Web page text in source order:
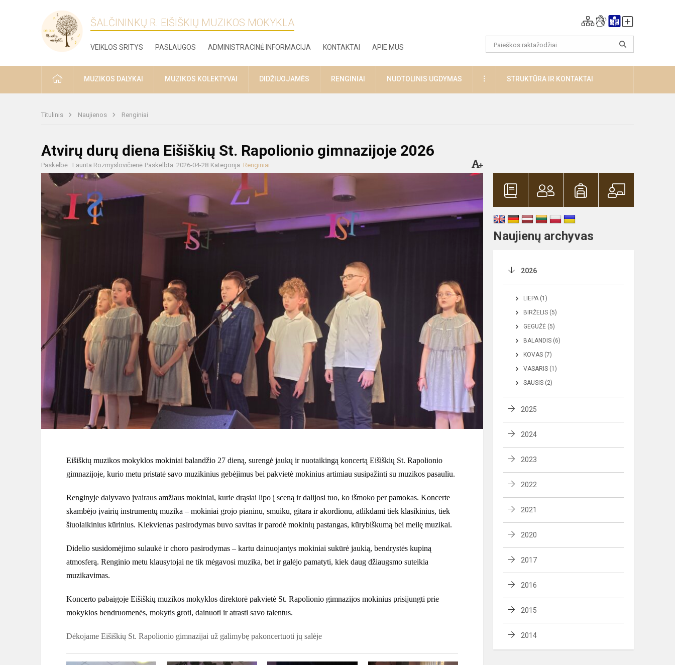
ŠALČININKŲ R. EIŠIŠKIŲ MUZIKOS MOKYKLA
VEIKLOS SRITYS PASLAUGOS ADMINISTRACINĖ INFORMACIJA KONTAKTAI APIE MUS
PRADŽIAMUZIKOS DALYKAI MUZIKOS KOLEKTYVAI DIDŽIUOJAMĖS RENGINIAI NUOTOLINIS UGDYMAS DAUGIAUSTRUKTŪRA IR KONTAKTAI
Titulinis Naujienos Renginiai
Atvirų durų diena Eišiškių St. Rapolionio gimnazijoje 2026
Paskelbė : Laurita Rozmyslovičienė Paskelbta: 2026-04-28 Kategorija: Renginiai
Eišiškių muzikos mokyklos mokiniai balandžio 27 dieną, surengė jaukų ir nuotaikingą koncertą Eišiškių St. Rapolionio
gimnazijoje, kurio metu pristatė savo muzikinius gebėjimus bei pakvietė mokinius artimiau susipažinti su muzikos pasauliu.
Renginyje dalyvavo įvairaus amžiaus mokiniai, kurie drąsiai lipo į sceną ir dalijosi tuo, ko išmoko per pamokas. Koncerte
skambėjo įvairių instrumentų muzika – mokiniai grojo pianinu, smuiku, gitara ir akordionu, atlikdami tiek klasikinius, tiek
šiuolaikinius kūrinius. Kiekvienas pasirodymas buvo savitas ir parodė mokinių pastangas, kūrybiškumą bei meilę muzikai.
Didelio susidomėjimo sulaukė ir choro pasirodymas – kartu dainuojantys mokiniai sukūrė jaukią, bendrystės kupiną
atmosferą. Renginio metu klausytojai ne tik mėgavosi muzika, bet ir galėjo pamatyti, kiek daug džiaugsmo suteikia
muzikavimas.
Koncerto pabaigoje Eišiškių muzikos mokyklos direktorė pakvietė St. Rapolionio gimnazijos mokinius prisijungti prie
mokyklos bendruomenės, mokytis groti, dainuoti ir atrasti savo talentus.
Dėkojame Eišiškių St. Rapolionio gimnazijai už galimybę pakoncertuoti jų salėje
Naujienų archyvas
2026
LIEPA (1)
BIRŽELIS (5)
GEGUŽĖ (5)
BALANDIS (6)
KOVAS (7)
VASARIS (1)
SAUSIS (2)
2025
2024
2023
2022
2021
2020
2017
2016
2015
2014